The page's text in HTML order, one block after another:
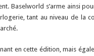
Baselworld s’arme ainsi
tant au niveau de la
en cette édition, mais